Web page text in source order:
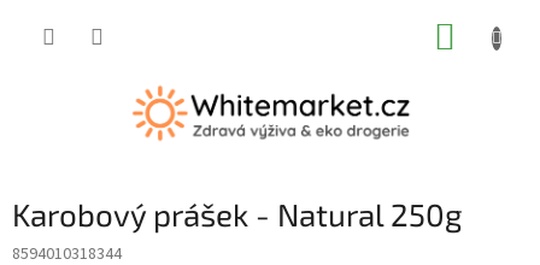
Karobový prášek - Natural 250g
8594010318344